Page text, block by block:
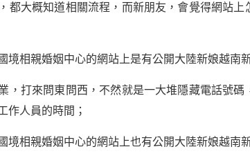
都大概知道相關流程，而新朋友，會覺得網站
境相親婚姻中心的網站上是有公開大陸新娘越南
，打來問東問西，不然就是一大堆隱藏電話號
作人員的時間；
境相親婚姻中心的網站上也有公開大陸新娘越南